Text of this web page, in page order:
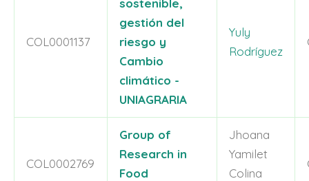
COL0001137
sostenible,
gestión del
riesgo y
Cambio
climático -
UNIAGRARIA
Yuly
Rodríguez
COL0002769
Group of
Research in
Food
Jhoana
Yamilet
Colina